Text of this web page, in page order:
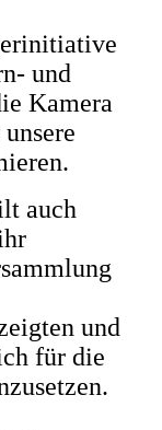
und
Kamera
auch
und
für die